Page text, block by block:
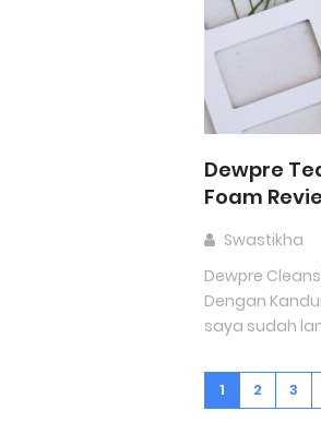
Dewpre
Foam
Swastikha
Dewpre
Dengan
saya sudah
1 2 3